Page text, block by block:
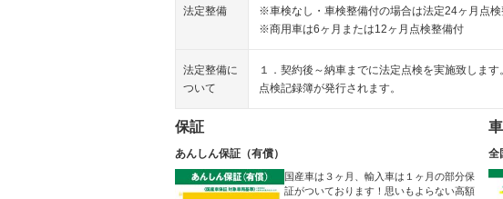
法定整備
※車検なし・車検整備付の場合は法定24ヶ月点
※商用車は6ヶ月または12ヶ月点検整備付
法定整備に
ついて
１．契約後～納車までに法定点検を実施致しま
点検記録簿が発行されます。
保証
あんしん保証（有償）
国産車は３ヶ月、輸入車は１ヶ月の部分保
証がついております！思いもよらない高額
全